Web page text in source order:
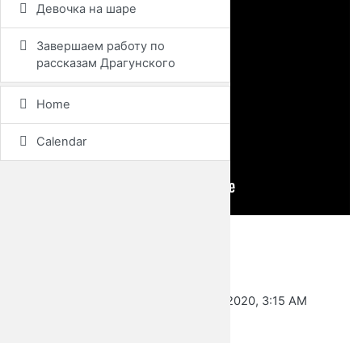
Девочка на шаре
Завершаем работу по
рассказам Драгунского
Home
Calendar
Last modified: Wednesday, 12 August 2020, 3:15 AM